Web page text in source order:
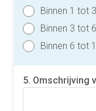
Binnen 1 tot
Binnen 3 tot
Binnen 6 tot
5. Omschrijving